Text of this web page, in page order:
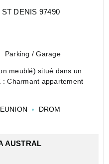
DENIS 97490
Parking / Garage
meublé) situé dans un
: Charmant appartement
ambiance chaleureuse.
DROM
AUSTRAL